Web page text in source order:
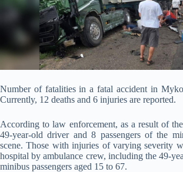
Number of fatalities in a fatal accident in
Currently, 12 deaths and 6 injuries are reported.
According to law enforcement, as a result of the
49-year-old driver and 8 passengers of the
scene. Those with injuries of varying severity
hospital by ambulance crew, including the 49-
minibus passengers aged 15 to 67.